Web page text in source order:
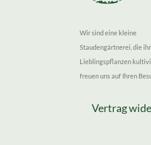
Wir sind eine kleine
Staudengärtnerei, die
Lieblingspflanzen
freuen uns auf Ihren
Vertrag